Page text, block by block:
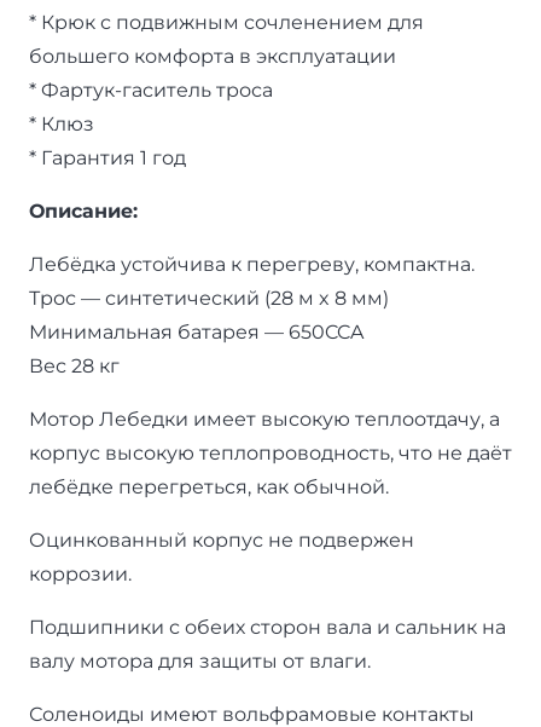
* Крюк с подвижным сочленением для
большего комфорта в эксплуатации
* Фартук-гаситель троса
* Клюз
* Гарантия 1 год
Описание:
Лебёдка устойчива к перегреву, компактна.
Трос — синтетический (28 м x 8 мм)
Минимальная батарея — 650CCA
Вес 28 кг
Мотор Лебедки имеет высокую теплоотдачу, а
корпус высокую теплопроводность, что не даёт
лебёдке перегреться, как обычной.
Оцинкованный корпус не подвержен
коррозии.
Подшипники с обеих сторон вала и сальник на
валу мотора для защиты от влаги.
Соленоиды имеют вольфрамовые контакты